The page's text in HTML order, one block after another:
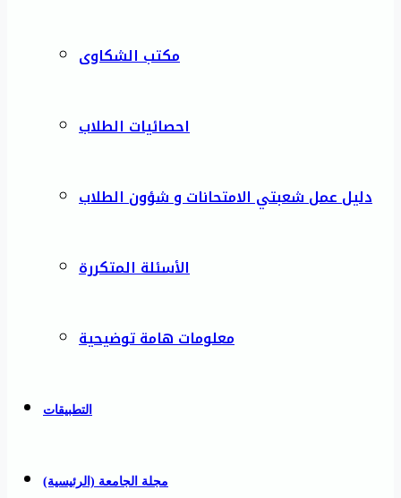
مكتب الشكاوى
احصائيات الطلاب
دليل عمل شعبتي الامتحانات و شؤون الطلاب
الأسئلة المتكررة
معلومات هامة توضيحية
التطبيقات
مجلة الجامعة (الرئيسية)